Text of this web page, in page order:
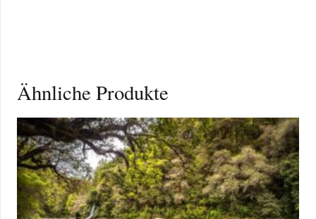
Ähnliche Produkte